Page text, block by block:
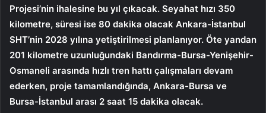
Projesi’nin ihalesine bu yıl çıkacak. Seyahat hızı 350
kilometre, süresi ise 80 dakika olacak Ankara-İstanbul
SHT’nin 2028 yılına yetiştirilmesi planlanıyor. Öte yandan
201 kilometre uzunluğundaki Bandırma-Bursa-Yenişehir-
Osmaneli arasında hızlı tren hattı çalışmaları devam
ederken, proje tamamlandığında, Ankara-Bursa ve
Bursa-İstanbul arası 2 saat 15 dakika olacak.